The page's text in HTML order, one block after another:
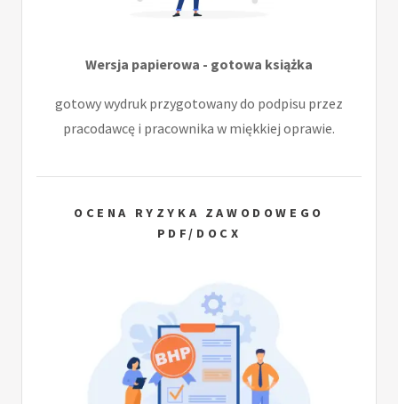
Wersja papierowa - gotowa książka
gotowy wydruk przygotowany do podpisu przez
pracodawcę i pracownika w miękkiej oprawie.
OCENA RYZYKA ZAWODOWEGO
PDF/DOCX